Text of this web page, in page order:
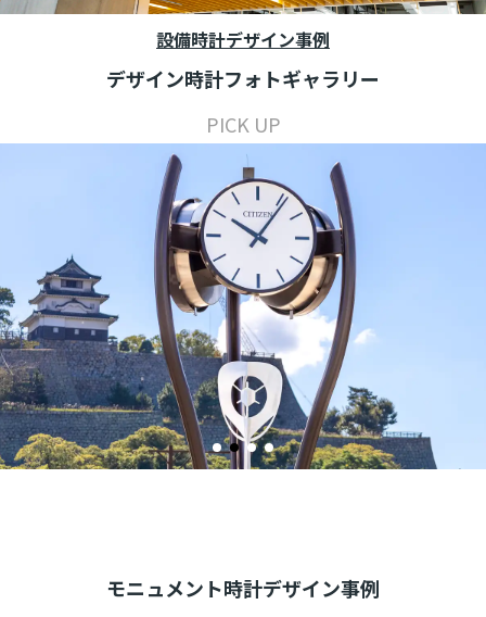
設備時計デザイン事例
デザイン時計フォトギャラリー
PICK UP
モニュメント時計デザイン事例